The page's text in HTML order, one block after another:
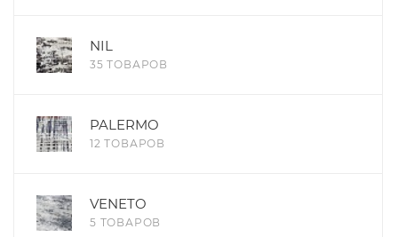
NIL
35 ТОВАРОВ
PALERMO
12 ТОВАРОВ
VENETO
5 ТОВАРОВ